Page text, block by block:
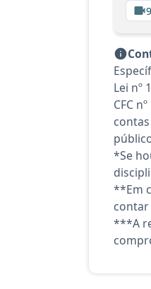
Lei nº
CFC
*Se
**Em
contar
***A